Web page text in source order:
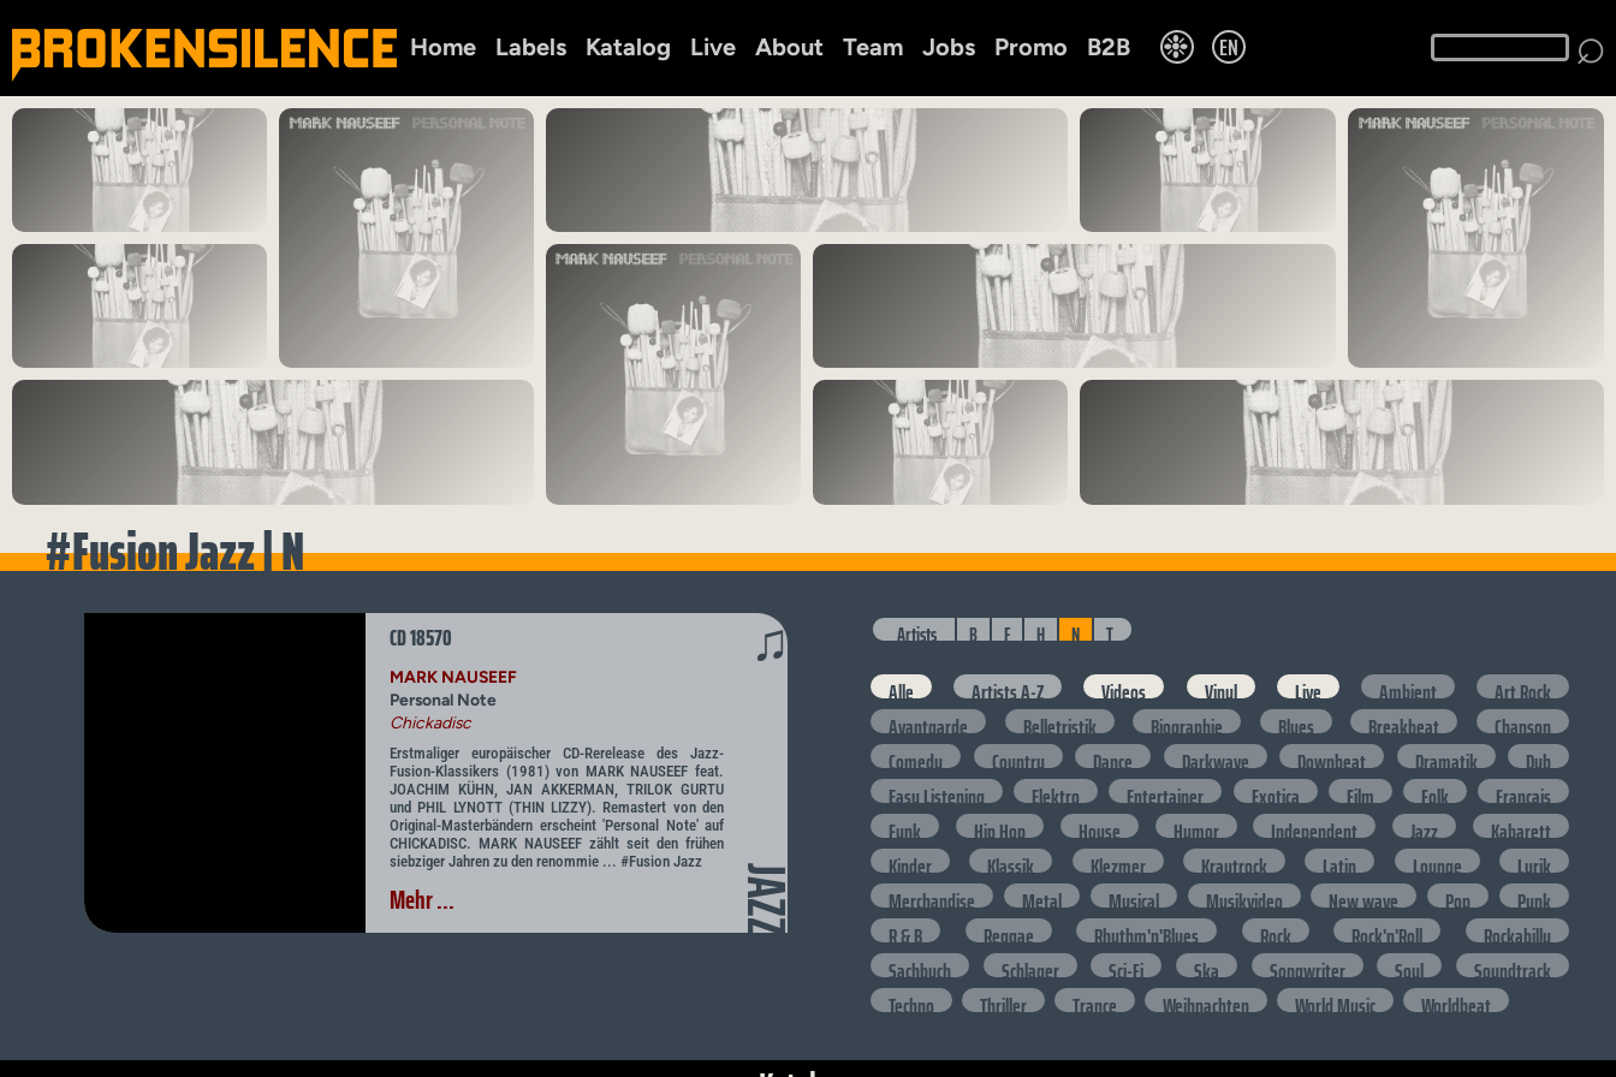
Home Labels Katalog Live About Team Jobs Promo B2B ❉ EN ⌕
#Fusion Jazz | N
CD 18570 ♫
JAZZ
MARK NAUSEEF
Personal Note
Chickadisc
Erstmaliger europäischer CD-Rerelease des Jazz-
Fusion-Klassikers (1981) von MARK NAUSEEF feat.
JOACHIM KÜHN, JAN AKKERMAN, TRILOK GURTU
und PHIL LYNOTT (THIN LIZZY). Remastert von den
Original-Masterbändern erscheint 'Personal Note' auf
CHICKADISC. MARK NAUSEEF zählt seit den frühen
siebziger Jahren zu den renommie ... #Fusion Jazz
Mehr ...
Artists B F H N T
Alle Artists A-Z Videos Vinyl Live Ambient
Art Rock
Avantgarde
Belletristik Biographie Blues Breakbeat
Chanson
Comedy
Country Dance Darkwave Downbeat Dramatik
Dub
Easy Listening
Elektro Entertainer Exotica Film Folk
Francais
Funk
Hip Hop House Humor Independent Jazz
Kabarett
Kinder
Klassik Klezmer Krautrock Latin Lounge
Lyrik
Merchandise
Metal Musical Musikvideo New wave Pop
Punk
R & B
Reggae Rhythm'n'Blues Rock Rock'n'Roll
Rockabilly
Sachbuch
Schlager Sci-Fi Ska Songwriter Soul
Soundtrack
Techno
Thriller Trance Weihnachten World Music Worldbeat